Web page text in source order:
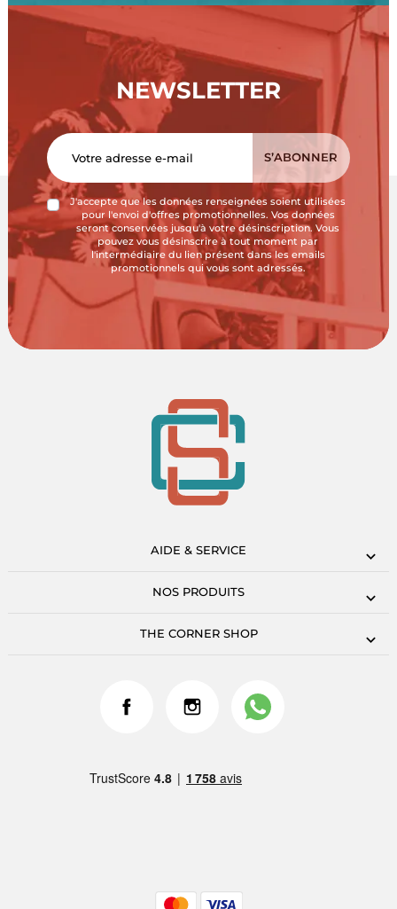
NEWSLETTER
J'accepte que les données renseignées soient utilisées
pour l'envoi d'offres promotionnelles. Vos données
seront conservées jusqu'à votre désinscription. Vous
pouvez vous désinscrire à tout moment par
l'intermédiaire du lien présent dans les emails
promotionnels qui vous sont adressés.
AIDE & SERVICE
NOS PRODUITS
THE CORNER SHOP